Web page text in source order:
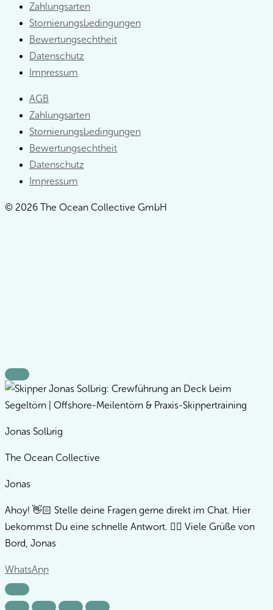
Zahlungsarten
Stornierungsbedingungen
Bewertungsechtheit
Datenschutz
Impressum
AGB
Zahlungsarten
Stornierungsbedingungen
Bewertungsechtheit
Datenschutz
Impressum
© 2026 The Ocean Collective GmbH
Jonas Solbrig
The Ocean Collective
Jonas
Ahoy! 👋🏻 Stelle deine Fragen gerne direkt im Chat. Hier
bekommst Du eine schnelle Antwort. 👌🏻 Viele Grüße von
Bord, Jonas
WhatsApp